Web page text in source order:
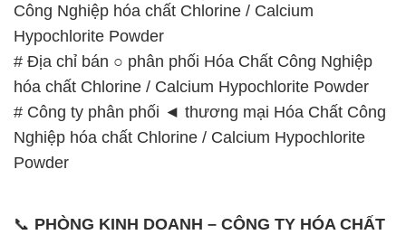
Công Nghiệp hóa chất Chlorine / Calcium
Hypochlorite Powder
# Địa chỉ bán ○ phân phối Hóa Chất Công Nghiệp
hóa chất Chlorine / Calcium Hypochlorite Powder
# Công ty phân phối ◄ thương mại Hóa Chất Công
Nghiệp hóa chất Chlorine / Calcium Hypochlorite
Powder
📞 PHÒNG KINH DOANH – CÔNG TY HÓA CHẤT